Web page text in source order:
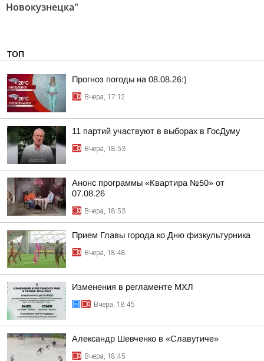
Новокузнецка"
ТОП
Прогноз погоды на 08.08.26:)
Вчера, 17:12
11 партий участвуют в выборах в ГосДуму
Вчера, 18:53
Анонс программы «Квартира №50» от
07.08.26
Вчера, 18:53
Прием Главы города ко Дню физкультурника
Вчера, 18:48
Изменения в регламенте МХЛ
Вчера, 18:45
Александр Шевченко в «Славутиче»
Вчера, 18:45